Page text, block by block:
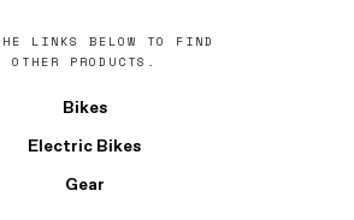
LINKS BELOW TO FIND
OTHER PRODUCTS.
Bikes
Electric Bikes
Gear